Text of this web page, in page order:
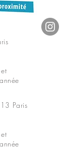
Paris